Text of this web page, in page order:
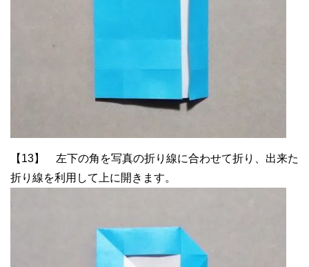
【13】 左下の角を写真の折り線に合わせて折り、出来た
折り線を利用して上に開きます。